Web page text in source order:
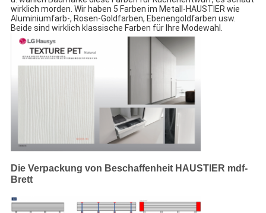
wirklich morden. Wir haben 5 Farben im Metall-HAUSTIER wie
Aluminiumfarb-, Rosen-Goldfarben, Ebenengoldfarben usw.
Beide sind wirklich klassische Farben für Ihre Modewahl.
Die Verpackung von Beschaffenheit HAUSTIER mdf-
Brett